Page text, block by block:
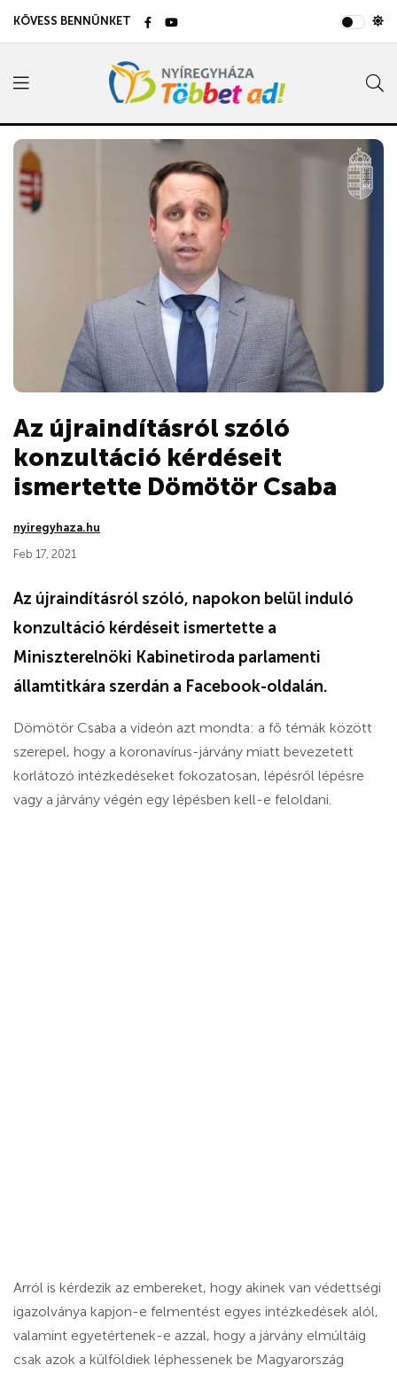
KÖVESS BENNÜNKET
Az újraindításról szóló
konzultáció kérdéseit
ismertette Dömötör Csaba
nyiregyhaza.hu
Feb 17, 2021
Az újraindításról szóló, napokon belül induló
konzultáció kérdéseit ismertette a
Miniszterelnöki Kabinetiroda parlamenti
államtitkára szerdán a Facebook-oldalán.
Dömötör Csaba a videón azt mondta: a fő témák között
szerepel, hogy a koronavírus-járvány miatt bevezetett
korlátozó intézkedéseket fokozatosan, lépésről lépésre
vagy a járvány végén egy lépésben kell-e feloldani.
Arról is kérdezik az embereket, hogy akinek van védettségi
igazolványa kapjon-e felmentést egyes intézkedések alól,
valamint egyetértenek-e azzal, hogy a járvány elmúltáig
csak azok a külföldiek léphessenek be Magyarország